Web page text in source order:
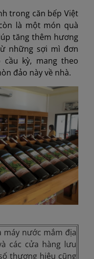
trong căn bếp Việt
là một món quà
tăng thêm hương
những sợi mì đơn
kỳ, mang theo
đảo này về nhà.
máy nước mắm địa
các cửa hàng lưu
thương hiệu cũng